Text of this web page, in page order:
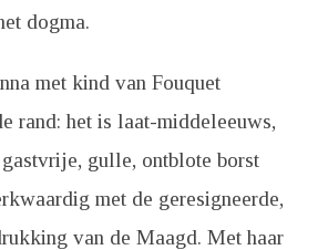
dogma.
met kind van Fouquet
rand: het is laat-middeleeuws,
gulle, ontblote borst
met de geresigneerde,
van de Maagd. Met haar